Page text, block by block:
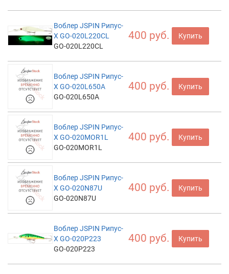
Воблер JSPIN Рипус-
X GO-020L220CL
GO-020L220CL
400 руб. Купить
Воблер JSPIN Рипус-
X GO-020L650A
GO-020L650A
400 руб. Купить
Воблер JSPIN Рипус-
X GO-020MOR1L
GO-020MOR1L
400 руб. Купить
Воблер JSPIN Рипус-
X GO-020N87U
GO-020N87U
400 руб. Купить
Воблер JSPIN Рипус-
X GO-020P223
GO-020P223
400 руб. Купить